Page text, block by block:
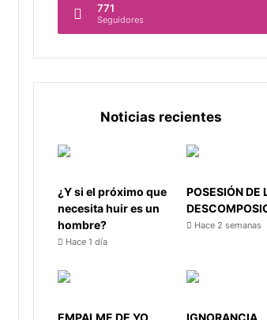
771
Seguidores
Noticias recientes
¿Y si el próximo que
necesita huir es un
hombre?
Hace 1 día
POSESIÓN DE
Hace 2 semanas
EMPALME DE YO
IGNORANCIA